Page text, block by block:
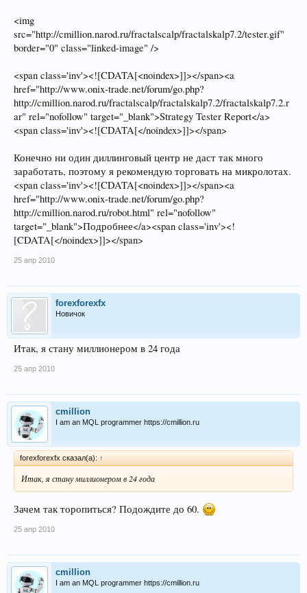
<img
src="http://cmillion.narod.ru/fractalscalp/fractalskalp7.2/tester.gif"
border="0" class="linked-image" />
<span class='inv'><![CDATA[<noindex>]]></span><a
href="http://www.onix-trade.net/forum/go.php?
http://cmillion.narod.ru/fractalscalp/fractalskalp7.2/fractalskalp7.2.r
ar" rel="nofollow" target="_blank">Strategy Tester Report</a>
<span class='inv'><![CDATA[</noindex>]]></span>
Конечно ни один диллинговый центр не даст так много
заработать, поэтому я рекомендую торговать на микролотах.
<span class='inv'><![CDATA[<noindex>]]></span><a
href="http://www.onix-trade.net/forum/go.php?
http://cmillion.narod.ru/robot.html" rel="nofollow"
target="_blank">Подробнее</a><span class='inv'><!
[CDATA[</noindex>]]></span>
25 апр 2010
forexforexfx
Новичок
Итак, я стану миллионером в 24 года
25 апр 2010
cmillion
I am an MQL programmer https://cmillion.ru
forexforexfx сказал(а): ↑
Итак, я стану миллионером в 24 года
Зачем так торопиться? Подождите до 60.
25 апр 2010
cmillion
I am an MQL programmer https://cmillion.ru